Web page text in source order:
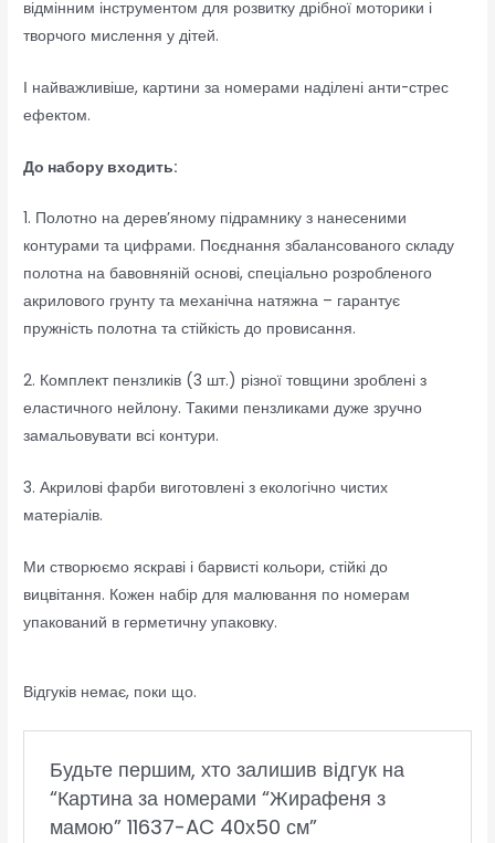
відмінним інструментом для розвитку дрібної моторики і
творчого мислення у дітей.
І найважливіше, картини за номерами наділені анти-стрес
ефектом.
До набору входить:
1. Полотно на дерев’яному підрамнику з нанесеними
контурами та цифрами. Поєднання збалансованого складу
полотна на бавовняній основі, спеціально розробленого
акрилового грунту та механічна натяжна – гарантує
пружність полотна та стійкість до провисання.
2. Комплект пензликів (3 шт.) різної товщини зроблені з
еластичного нейлону. Такими пензликами дуже зручно
замальовувати всі контури.
3. Акрилові фарби виготовлені з екологічно чистих
матеріалів.
Ми створюємо яскраві і барвисті кольори, стійкі до
вицвітання. Кожен набір для малювання по номерам
упакований в герметичну упаковку.
Відгуків немає, поки що.
Будьте першим, хто залишив відгук на
“Картина за номерами “Жирафеня з
мамою” 11637-AC 40х50 см”